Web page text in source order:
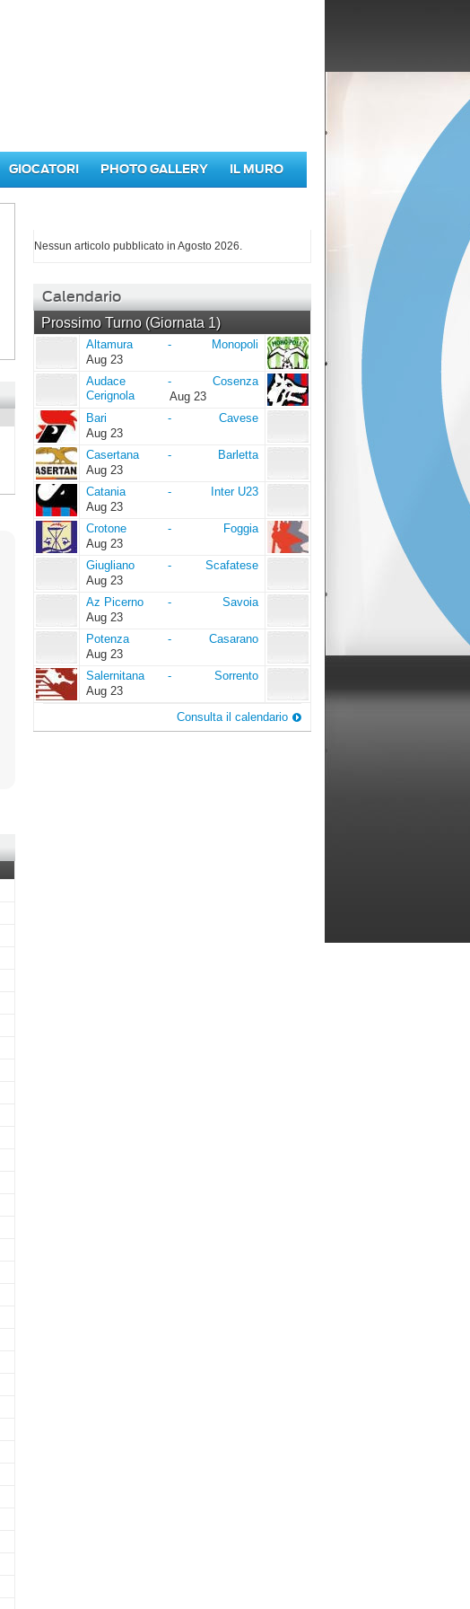
GIOCATORI PHOTO GALLERY IL MURO
Nessun articolo pubblicato in Agosto 2026.
Calendario
Prossimo Turno (Giornata 1)
Altamura
Altamura -
Monopoli
Aug 23
Audace
Cerignola
Audace
Cerignola
-
Cosenza
Aug 23
Bari
Bari -
Cavese
Aug 23
Casertana
Casertana -
Barletta
Aug 23
Catania
Catania -
Inter U23
Aug 23
Crotone
Crotone -
Foggia
Aug 23
Giugliano
Giugliano -
Scafatese
Aug 23
Az
Picerno
Az Picerno -
Savoia
Aug 23
Potenza
Potenza -
Casarano
Aug 23
Salernitana
Salernitana -
Sorrento
Aug 23
Consulta il calendario